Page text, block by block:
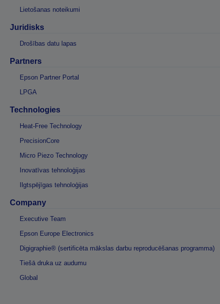
Lietošanas noteikumi
Juridisks
Drošības datu lapas
Partners
Epson Partner Portal
LPGA
Technologies
Heat-Free Technology
PrecisionCore
Micro Piezo Technology
Inovatīvas tehnoloģijas
Ilgtspējīgas tehnoloģijas
Company
Executive Team
Epson Europe Electronics
Digigraphie® (sertificēta mākslas darbu reproducēšanas programma)
Tiešā druka uz audumu
Global